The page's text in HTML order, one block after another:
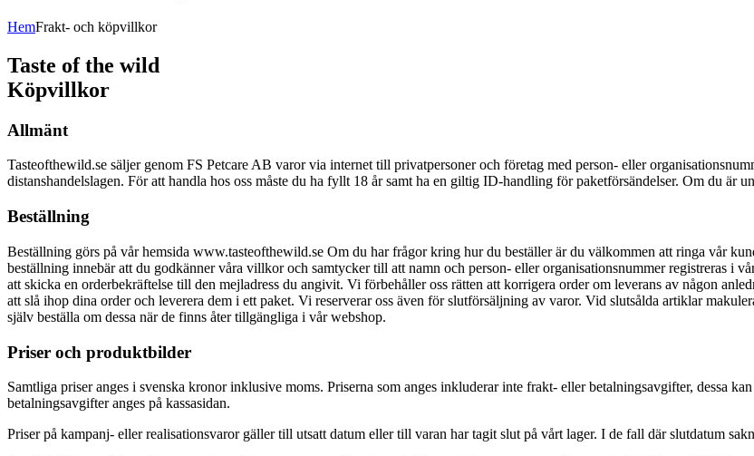
HemFrakt- och köpvillkor
Taste of the wild
Köpvillkor
Allmänt
Tasteofthewild.se säljer genom FS Petcare AB varor via internet till privatpersoner och företag med person- eller
distanshandelslagen. För att handla hos oss måste du ha fyllt 18 år samt ha en giltig ID-handling för paketförsändelser. Om du är
Beställning
Beställning görs på vår hemsida www.tasteofthewild.se Om du har frågor kring hur du beställer är du välkommen att ringa vår
beställning innebär att du godkänner våra villkor och samtycker till att namn och person- eller organisationsnummer registreras i
att skicka en orderbekräftelse till den mejladress du angivit. Vi förbehåller oss rätten att korrigera order om leverans av någon
att slå ihop dina order och leverera dem i ett paket. Vi reserverar oss även för slutförsäljning av varor. Vid slutsålda artiklar
själv beställa om dessa när de finns åter tillgängliga i vår webshop.
Priser och produktbilder
Samtliga priser anges i svenska kronor inklusive moms. Priserna som anges inkluderar inte frakt- eller betalningsavgifter, dessa
betalningsavgifter anges på kassasidan.
Priser på kampanj- eller realisationsvaror gäller till utsatt datum eller till varan har tagit slut på vårt lager. I de fall där slutdatum